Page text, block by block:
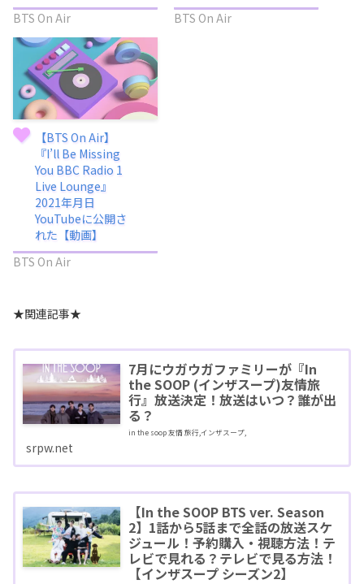
BTS On Air
BTS On Air
【BTS On Air】
『I’ll Be Missing
You BBC Radio 1
Live Lounge』
2021年月日
YouTubeに公開さ
れた【動画】
BTS On Air
★関連記事★
7月にウガウガファミリーが『In
the SOOP (インザスープ)友情旅
行』放送決定！放送はいつ？誰が出
る？
in the soop 友情 旅行,インザスープ,
srpw.net
【In the SOOP BTS ver. Season
2】1話から5話まで全話の放送スケ
ジュール！予約購入・視聴方法！テ
レビで見れる？テレビで見る方法！
【インザスープ シーズン2】